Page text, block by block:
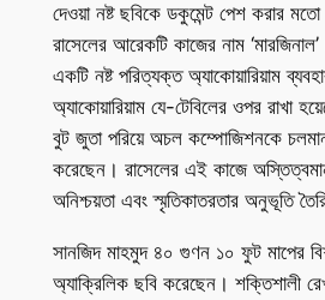
দেওয়া নষ্ট ছবিকে ডকুমেন্ট পেশ করার
রাসেলের আরেকটি কাজের নাম
একটি নষ্ট পরিত্যক্ত অ্যাকোয়ারিয়াম
অ্যাকোয়ারিয়াম যে-টেবিলের ওপর রাখা
বুট জুতা পরিয়ে অচল কম্পোজিশনকে চলমান
করেছেন। রাসেলের এই কাজে
অনিশ্চয়তা এবং স্মৃতিকাতরতার অনুভূতি
সানজিদ মাহমুদ ৪০ গুণন ১০ ফুট মাপের
অ্যাক্রিলিক ছবি করেছেন। শক্তিশালী